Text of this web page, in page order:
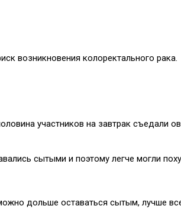
возникновения колоректального рака.
участников на завтрак съедали
сытыми и поэтому легче могли
дольше оставаться сытым, лучше